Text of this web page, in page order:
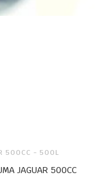
500CC - 500L
JAGUAR 500CC